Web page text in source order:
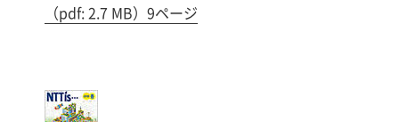
（pdf: 2.7 MB）9ページ